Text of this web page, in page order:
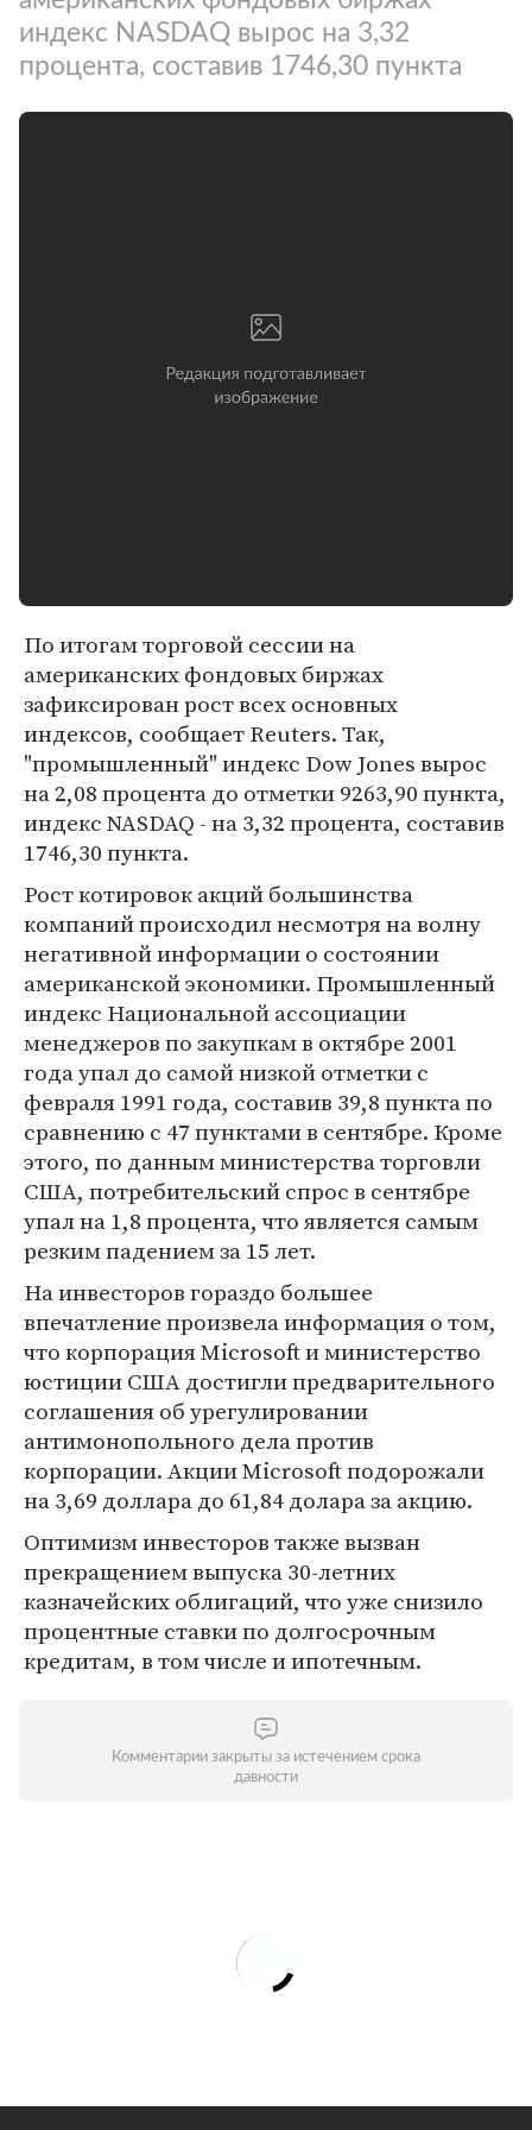
индекс NASDAQ вырос на 3,32
процента, составив 1746,30 пункта
По итогам торговой сессии на
американских фондовых биржах
зафиксирован рост всех основных
индексов, сообщает Reuters. Так,
"промышленный" индекс Dow Jones вырос
на 2,08 процента до отметки 9263,90 пункта,
индекс NASDAQ - на 3,32 процента, составив
1746,30 пункта.
Рост котировок акций большинства
компаний происходил несмотря на волну
негативной информации о состоянии
американской экономики. Промышленный
индекс Национальной ассоциации
менеджеров по закупкам в октябре 2001
года упал до самой низкой отметки с
февраля 1991 года, составив 39,8 пункта по
сравнению с 47 пунктами в сентябре. Кроме
этого, по данным министерства торговли
США, потребительский спрос в сентябре
упал на 1,8 процента, что является самым
резким падением за 15 лет.
На инвесторов гораздо большее
впечатление произвела информация о том,
что корпорация Microsoft и министерство
юстиции США достигли предварительного
соглашения об урегулировании
антимонопольного дела против
корпорации. Акции Microsoft подорожали
на 3,69 доллара до 61,84 долара за акцию.
Оптимизм инвесторов также вызван
прекращением выпуска 30-летних
казначейских облигаций, что уже снизило
процентные ставки по долгосрочным
кредитам, в том числе и ипотечным.
Комментарии закрыты за истечением срока
давности